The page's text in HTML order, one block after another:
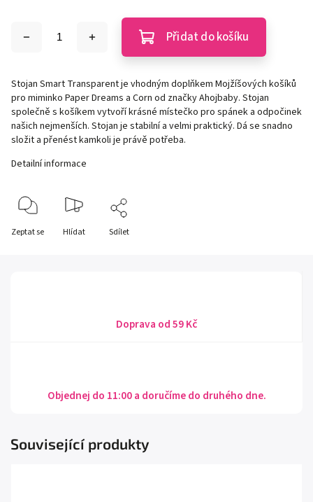
Přidat do košíku
Stojan Smart Transparent je vhodným doplňkem Mojžíšových košíků
pro miminko Paper Dreams a Corn od značky Ahojbaby. Stojan
společně s košíkem vytvoří krásné místečko pro spánek a odpočinek
našich nejmenších. Stojan je stabilní a velmi praktický. Dá se snadno
složit a přenést kamkoli je právě potřeba.
Detailní informace
Zeptat se Hlídat Sdílet
Doprava od 59 Kč
Objednej do 11:00 a doručíme do druhého dne.
Související produkty